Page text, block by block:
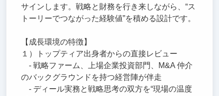
サインします。戦略と財務を行き来しながら、“ス
トーリーでつながった経験値”を積める設計です。
【成長環境の特徴】
１）トップティア出身者からの直接レビュー
‐ 戦略ファーム、上場企業投資部門、M&A 仲介
のバックグラウンドを持つ経営陣が伴走
‐ ディール実務と戦略思考の双方を“現場の温度